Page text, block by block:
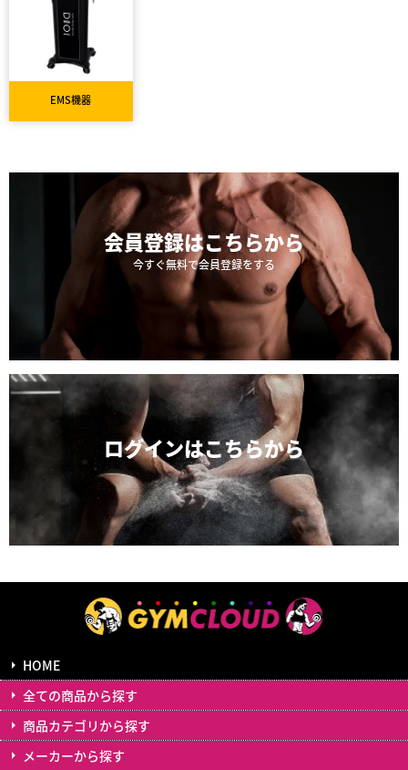
EMS機器
会員登録はこちらから
今すぐ無料で会員登録をする
ログインはこちらから
HOME
全ての商品から探す
商品カテゴリから探す
メーカーから探す